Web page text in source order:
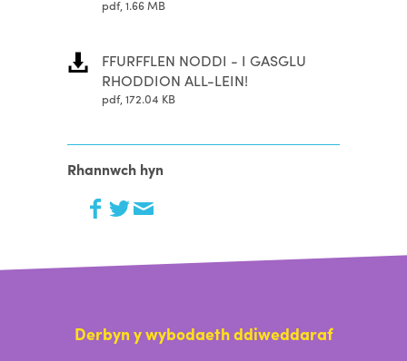
pdf, 1.66 MB
FFURFFLEN NODDI - I GASGLU
RHODDION ALL-LEIN!
pdf, 172.04 KB
Rhannwch hyn
Derbyn y wybodaeth ddiweddaraf